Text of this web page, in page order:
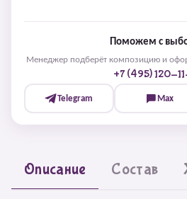
Поможем с
Менеджер подберёт композицию и
+7 (495) 120-
Telegram Max
Описание Состав